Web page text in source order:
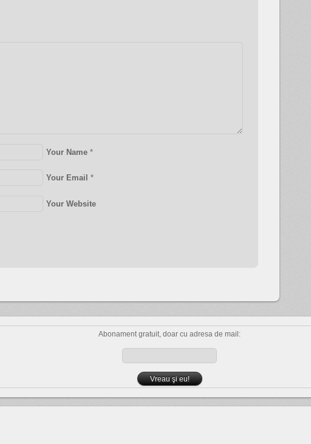
Your Name *
Your Email *
Your Website
Abonament gratuit, doar cu adresa de mail: